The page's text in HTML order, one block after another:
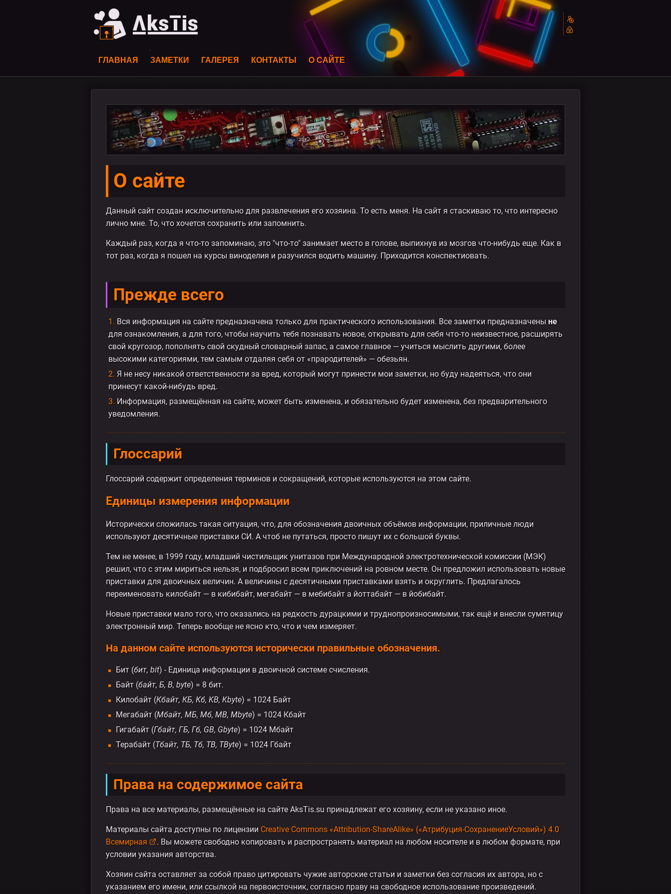
ГЛАВНАЯ ЗАМЕТКИ ГАЛЕРЕЯ КОНТАКТЫ О САЙТЕ
О сайте
Данный сайт создан исключительно для развлечения его хозяина. То есть меня. На сайт я стаскиваю то, что интересно
лично мне. То, что хочется сохранить или запомнить.
Каждый раз, когда я что-то запоминаю, это "что-то" занимает место в голове, выпихнув из мозгов что-нибудь еще. Как в
тот раз, когда я пошел на курсы виноделия и разучился водить машину. Приходится конспектиовать.
Прежде всего
Вся информация на сайте предназначена только для практического использования. Все заметки предназначены не
для ознакомления, а для того, чтобы научить тебя познавать новое, открывать для себя что-то неизвестное, расширять
свой кругозор, пополнять свой скудный словарный запас, а самое главное — учиться мыслить другими, более
высокими категориями, тем самым отдаляя себя от «прародителей» — обезьян.
Я не несу никакой ответственности за вред, который могут принести мои заметки, но буду надеяться, что они
принесут какой-нибудь вред.
Информация, размещённая на сайте, может быть изменена, и обязательно будет изменена, без предварительного
уведомления.
Глоссарий
Глоссарий содержит определения терминов и сокращений, которые используются на этом сайте.
Единицы измерения информации
Исторически сложилась такая ситуация, что, для обозначения двоичных объёмов информации, приличные люди
используют десятичные приставки СИ. А чтоб не путаться, просто пишут их с большой буквы.
Тем не менее, в 1999 году, младший чистильщик унитазов при Международной электротехнической комиссии (МЭК)
решил, что с этим мириться нельзя, и подбросил всем приключений на ровном месте. Он предложил использовать новые
приставки для двоичных величин. А величины с десятичными приставками взять и округлить. Предлагалось
переименовать килобайт — в кибибайт, мегабайт — в мебибайт а йоттабайт — в йобибайт.
Новые приставки мало того, что оказались на редкость дурацкими и труднопроизносимыми, так ещё и внесли сумятицу
электронный мир. Теперь вообще не ясно кто, что и чем измеряет.
На данном сайте используются исторически правильные обозначения.
Бит (бит, bit) - Единица информации в двоичной системе счисления.
Байт (байт, Б, B, byte) = 8 бит.
Килобайт (Кбайт, КБ, Кб, KB, Kbyte) = 1024 Байт
Мегабайт (Мбайт, МБ, Мб, MB, Mbyte) = 1024 Кбайт
Гигабайт (Гбайт, ГБ, Гб, GB, Gbyte) = 1024 Мбайт
Терабайт (Тбайт, ТБ, Тб, TB, TByte) = 1024 Гбайт
Права на содержимое сайта
Права на все материалы, размещённые на сайте AksTis.su принадлежат его хозяину, если не указано иное.
Материалы сайта доступны по лицензии Creative Commons «Attribution-ShareAlike» («Атрибуция-СохранениеУсловий») 4.0
Всемирная
. Вы можете свободно копировать и распространять материал на любом носителе и в любом формате, при
условии указания авторства.
Хозяин сайта оставляет за собой право цитировать чужие авторские статьи и заметки без согласия их автора, но с
указанием его имени, или ссылкой на первоисточник, согласно праву на свободное использование произведений.